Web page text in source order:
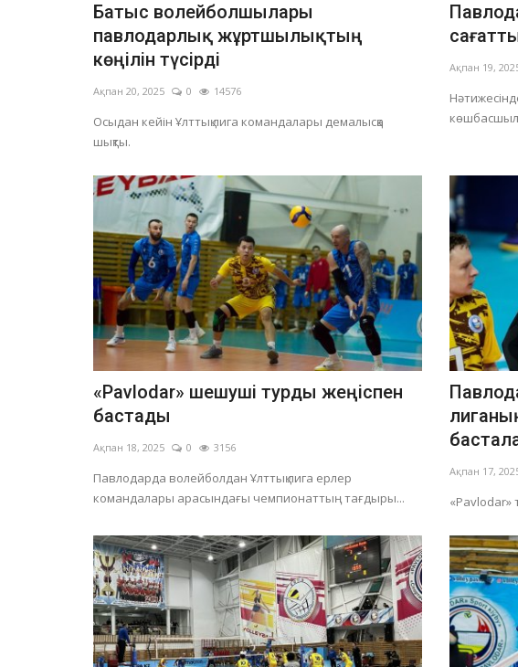
Батыс волейболшылары
павлодарлық жұртшылықтың
көңілін түсірді
Ақпан 20, 2025 0 14576
Осыдан кейін Ұлттық лига командалары демалысқа
шықты.
Ақпан 19,
«Pavlodar» шешуші турды жеңіспен
бастады
Ақпан 18, 2025 0 3156
Павлодарда волейболдан Ұлттық лига ерлер
командалары арасындағы чемпионаттың тағдыры...
Ақпан 17,
«Pavlodar»
Волейбол
Павлодарлық волейболшылар
жылды сәтті аяқтады
Желтоқсан 19, 2025 0 29868
Жоғарғы лига «Б» тобындағы командалар арасындағы Тамыз